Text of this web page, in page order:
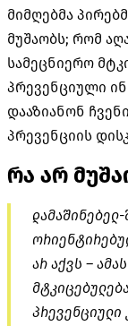
მიმღებმა
მუშაობს; რომ
სამეცნიერო
პრევენციული
დააზიანონ
პრევენციის
რა არ
არ აქვს –
პრევენციული